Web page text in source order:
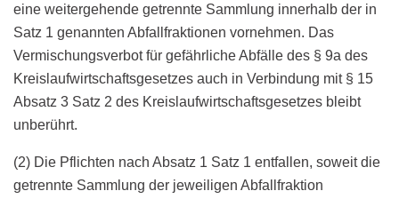
eine weitergehende getrennte Sammlung innerhalb der in
Satz 1 genannten Abfallfraktionen vornehmen. Das
Vermischungsverbot für gefährliche Abfälle des § 9a des
Kreislaufwirtschaftsgesetzes auch in Verbindung mit § 15
Absatz 3 Satz 2 des Kreislaufwirtschaftsgesetzes bleibt
unberührt.
(2) Die Pflichten nach Absatz 1 Satz 1 entfallen, soweit die
getrennte Sammlung der jeweiligen Abfallfraktion